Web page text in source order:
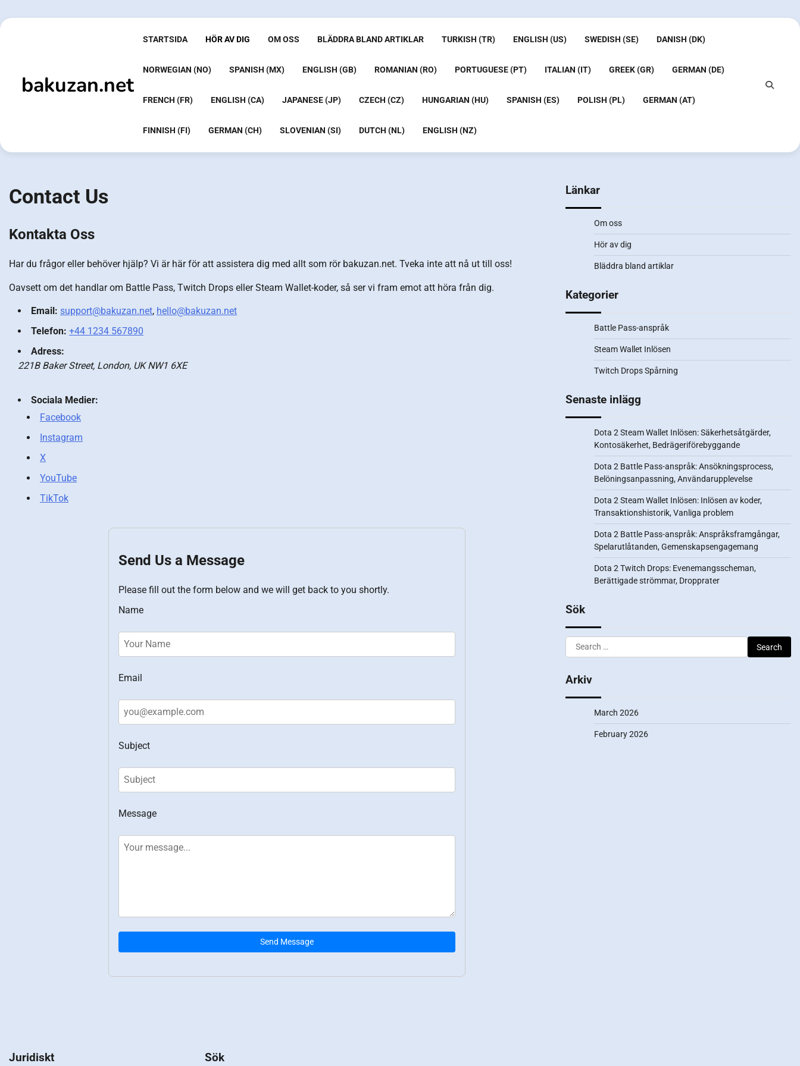
to
bakuzan.net
STARTSIDA HÖR AV DIG OM OSS BLÄDDRA BLAND ARTIKLAR TURKISH (TR) ENGLISH (US) SWEDISH (SE) DANISH (DK)
NORWEGIAN (NO) SPANISH (MX) ENGLISH (GB) ROMANIAN (RO) PORTUGUESE (PT) ITALIAN (IT) GREEK (GR) GERMAN (DE)
FRENCH (FR) ENGLISH (CA) JAPANESE (JP) CZECH (CZ) HUNGARIAN (HU) SPANISH (ES) POLISH (PL) GERMAN (AT)
FINNISH (FI) GERMAN (CH) SLOVENIAN (SI) DUTCH (NL) ENGLISH (NZ)
Contact Us
Kontakta Oss
Har du frågor eller behöver hjälp? Vi är här för att assistera dig med allt som rör bakuzan.net. Tveka inte att nå ut till oss!
Oavsett om det handlar om Battle Pass, Twitch Drops eller Steam Wallet-koder, så ser vi fram emot att höra från dig.
Email: support@bakuzan.net, hello@bakuzan.net
Telefon: +44 1234 567890
Adress:
221B Baker Street, London, UK NW1 6XE
Sociala Medier:
Facebook
Instagram
X
YouTube
TikTok
Send Us a Message
Please fill out the form below and we will get back to you shortly.
Name
Email
Subject
Message
Send Message
Länkar
Om oss
Hör av dig
Bläddra bland artiklar
Kategorier
Battle Pass-anspråk
Steam Wallet Inlösen
Twitch Drops Spårning
Senaste inlägg
Dota 2 Steam Wallet Inlösen: Säkerhetsåtgärder,
Kontosäkerhet, Bedrägeriförebyggande
Dota 2 Battle Pass-anspråk: Ansökningsprocess,
Belöningsanpassning, Användarupplevelse
Dota 2 Steam Wallet Inlösen: Inlösen av koder,
Transaktionshistorik, Vanliga problem
Dota 2 Battle Pass-anspråk: Anspråksframgångar,
Spelarutlåtanden, Gemenskapsengagemang
Dota 2 Twitch Drops: Evenemangsscheman,
Berättigade strömmar, Dropprater
Sök
Search
for:
Arkiv
March 2026
February 2026
Juridiskt Sök